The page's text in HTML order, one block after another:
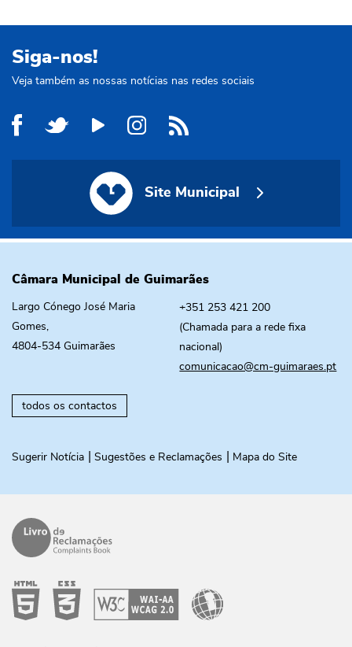
Siga-nos!
Veja também as nossas notícias nas redes sociais
Site Municipal
Câmara Municipal de Guimarães
Largo Cónego José Maria
Gomes,
4804-534 Guimarães
+351 253 421 200
(Chamada para a rede fixa
nacional)
comunicacao@cm-guimaraes.pt
todos os contactos
Sugerir Notícia Sugestões e Reclamações Mapa do Site